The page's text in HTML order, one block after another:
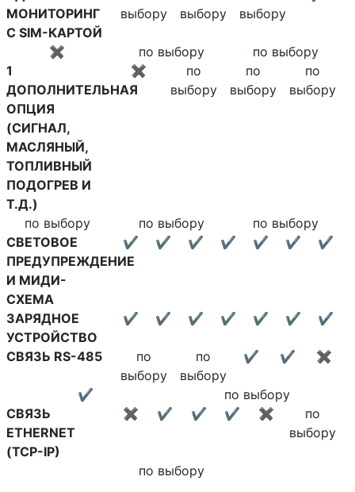
МОНИТОРИНГ
С SIM-КАРТОЙ
выбору
выбору
выбору
✖ по выбору
по выбору
1
ДОПОЛНИТЕЛЬНАЯ
ОПЦИЯ
(СИГНАЛ,
МАСЛЯНЫЙ,
ТОПЛИВНЫЙ
ПОДОГРЕВ И
Т.Д.)
✖
по
выбору
по
выбору
по
выбору
по выбору по выбору
по выбору
СВЕТОВОЕ
ПРЕДУПРЕЖДЕНИЕ
И МИДИ-
СХЕМА
✔ ✔ ✔ ✔ ✔ ✔ ✔
ЗАРЯДНОЕ
УСТРОЙСТВО
✔ ✔ ✔ ✔ ✔ ✔ ✔
СВЯЗЬ RS-485
по
выбору
по
выбору
✔ ✔ ✖
✔
по выбору
СВЯЗЬ
ETHERNET
(TCP-IP)
✖ ✔ ✔ ✔ ✖
по
выбору
по выбору